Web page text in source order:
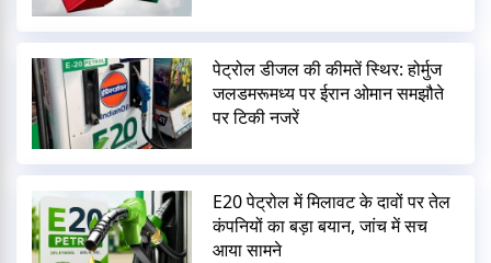
पेट्रोल डीजल की कीमतें स्थिर: होर्मुज
जलडमरूमध्य पर ईरान ओमान समझौते
पर टिकी नजरें
E20 पेट्रोल में मिलावट के दावों पर तेल
कंपनियों का बड़ा बयान, जांच में सच
आया सामने